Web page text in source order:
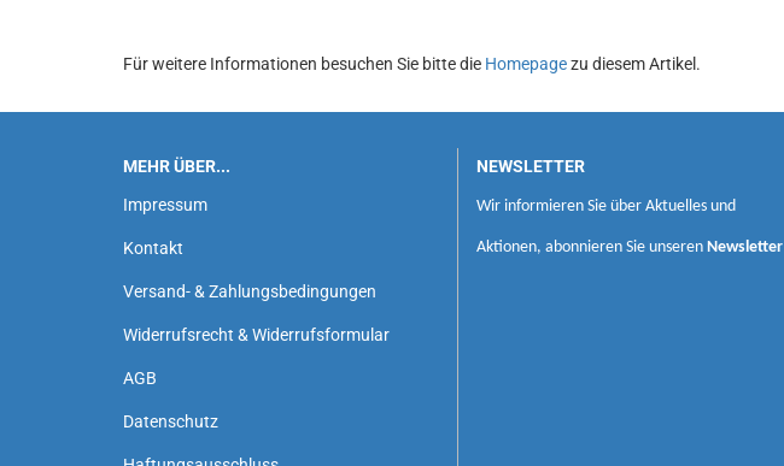
Für weitere Informationen besuchen Sie bitte die Homepagezu diesem Artikel.
MEHR ÜBER...
Impressum
Kontakt
Versand- & Zahlungsbedingungen
Widerrufsrecht & Widerrufsformular
AGB
Datenschutz
NEWSLETTER
Wir informieren Sie über Aktuelles und
Aktionen, abonnieren Sie unseren Newsletter